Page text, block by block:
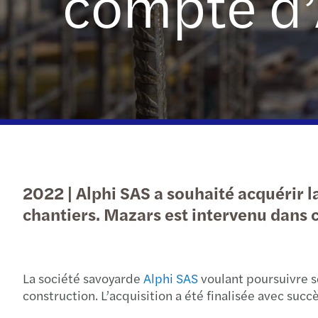
Appel d'offres
Baromètre C-suite
Appel d'offres
Appel d’offres
2022 | Alphi SAS a souhaité acquérir
chantiers. Mazars est intervenu
La société savoyarde Alphi SASvoulant poursuivre
construction. L’acquisition a été finalisée avec